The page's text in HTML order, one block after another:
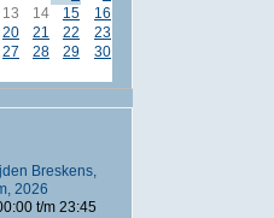
13 14 15
16
20 21 22
23
27 28 29
30
Breskens,
2026
t/m 23:45